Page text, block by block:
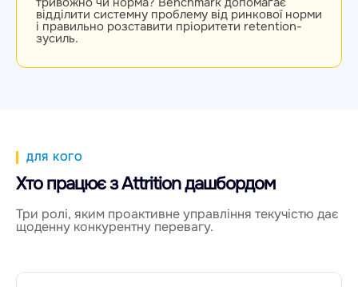
відділити системну проблему від ринкової норми
і правильно розставити пріоритети retention-
зусиль.
ДЛЯ КОГО
Хто працює з Attrition дашбордом
Три ролі, яким проактивне управління текучістю дає
щоденну конкурентну перевагу.